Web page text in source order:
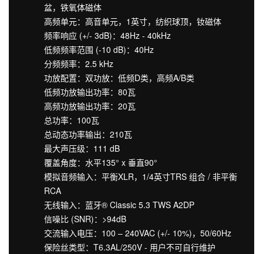
盆，铁氧体磁体
高频单元：高音单元，1英寸，纺织球顶，钕磁体
频率响应 (+/- 3dB)：48Hz - 40kHz
低频频率范围 (-10 dB)：40Hz
分频频率：2.5 kHz
功放配置：双功放：低频D类，高频A/B类
低频功放输出功率：80瓦
高频功放输出功率：20瓦
总功率：100瓦
总动态功率输出：210瓦
最大声压级：111 dB
覆盖角度：水平135° x 垂直90°
模拟音频输入：平衡XLR，1/4英寸TRS 组合 / 非平衡
RCA
无线输入：蓝牙® Classic 5.3 TWS A2DP
信噪比 (SNR)：>94dB
交流输入电压：100 – 240VAC (+/- 10%)，50/60Hz
保险丝类型：T6.3AL/250V - 用户不可自行维护